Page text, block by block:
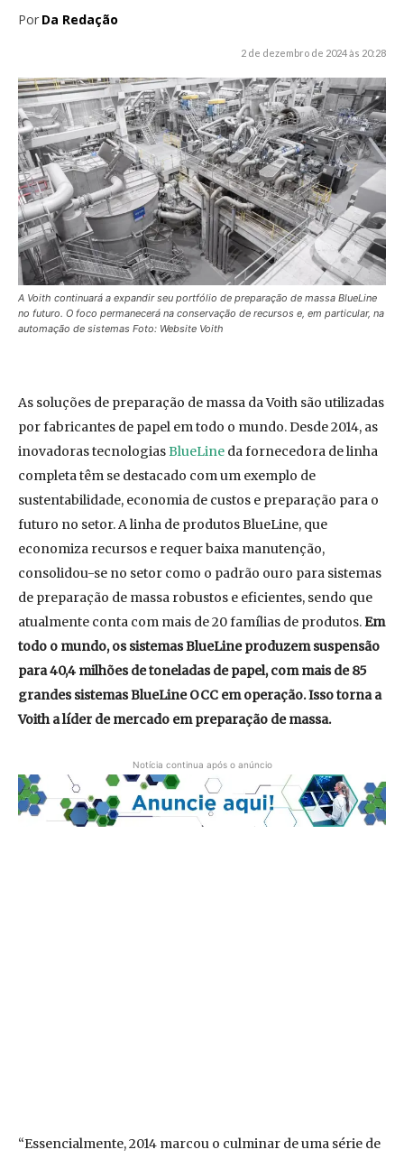
Por Da Redação
2 de dezembro de 2024 às 20:28
A Voith continuará a expandir seu portfólio de preparação de massa BlueLine
no futuro. O foco permanecerá na conservação de recursos e, em particular, na
automação de sistemas Foto: Website Voith
As soluções de preparação de massa da Voith são utilizadas
por fabricantes de papel em todo o mundo. Desde 2014, as
inovadoras tecnologiasBlueLine da fornecedora de linha
completa têm se destacado com um exemplo de
sustentabilidade, economia de custos e preparação para o
futuro no setor. A linha de produtos BlueLine, que
economiza recursos e requer baixa manutenção,
consolidou-se no setor como o padrão ouro para sistemas
de preparação de massa robustos e eficientes, sendo que
atualmente conta com mais de 20 famílias de produtos.Em
todo o mundo, os sistemas BlueLine produzem suspensão
para 40,4 milhões de toneladas de papel, com mais de 85
grandes sistemas BlueLine OCC em operação. Isso torna a
Voith a líder de mercado em preparação de massa.
Notícia continua após o anúncio
“Essencialmente, 2014 marcou o culminar de uma série de